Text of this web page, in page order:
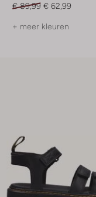
€ 89,99 € 62,99
+ meer kleuren